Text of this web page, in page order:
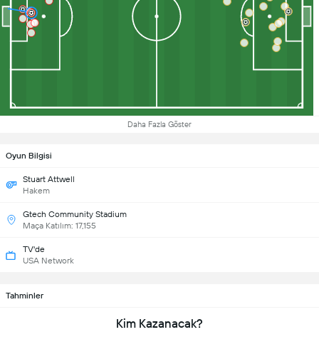
Daha Fazla Göster
Oyun Bilgisi
Stuart Attwell
Hakem
Gtech Community Stadium
Maça Katılım: 17,155
TV'de
USA Network
Tahminler
Kim Kazanacak?